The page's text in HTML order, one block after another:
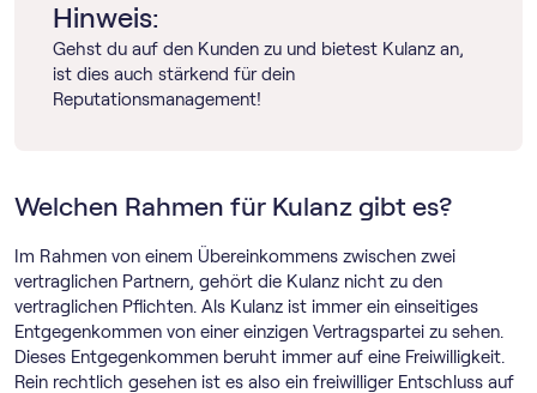
Hinweis:
Gehst du auf den Kunden zu und bietest Kulanz an,
ist dies auch stärkend für dein
Reputationsmanagement!
Welchen Rahmen für Kulanz gibt es?
Im Rahmen von einem Übereinkommens zwischen zwei
vertraglichen Partnern, gehört die Kulanz nicht zu den
vertraglichen Pflichten. Als Kulanz ist immer ein einseitiges
Entgegenkommen von einer einzigen Vertragspartei zu sehen.
Dieses Entgegenkommen beruht immer auf eine Freiwilligkeit.
Rein rechtlich gesehen ist es also ein freiwilliger Entschluss auf